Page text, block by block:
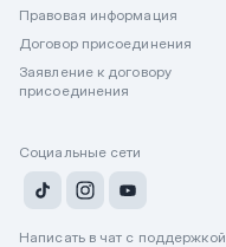
Правовая информация
Договор присоединения
Заявление к договору
присоединения
Социальные сети
Написать в чат с поддержкой